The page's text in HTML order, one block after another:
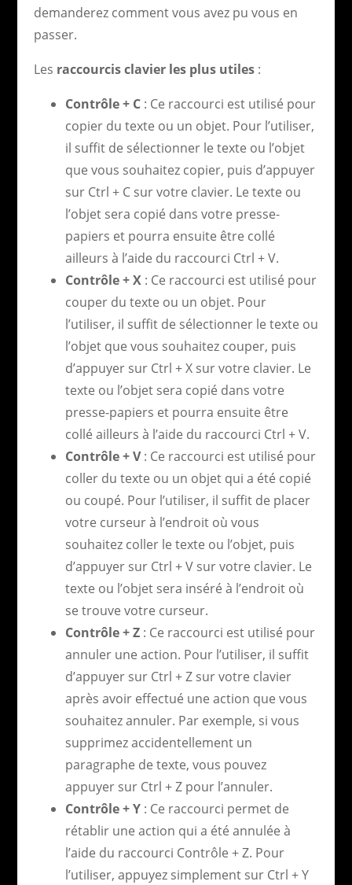
demanderez comment vous avez pu vous en
passer.
Les raccourcis clavier les plus utiles:
Contrôle + C: Ce raccourci est utilisé pour
copier du texte ou un objet. Pour l’utiliser,
il suffit de sélectionner le texte ou l’objet
que vous souhaitez copier, puis d’appuyer
sur Ctrl + C sur votre clavier. Le texte ou
l’objet sera copié dans votre presse-
papiers et pourra ensuite être collé
ailleurs à l’aide du raccourci Ctrl + V.
Contrôle + X: Ce raccourci est utilisé pour
couper du texte ou un objet. Pour
l’utiliser, il suffit de sélectionner le texte ou
l’objet que vous souhaitez couper, puis
d’appuyer sur Ctrl + X sur votre clavier. Le
texte ou l’objet sera copié dans votre
presse-papiers et pourra ensuite être
collé ailleurs à l’aide du raccourci Ctrl + V.
Contrôle + V: Ce raccourci est utilisé pour
coller du texte ou un objet qui a été copié
ou coupé. Pour l’utiliser, il suffit de placer
votre curseur à l’endroit où vous
souhaitez coller le texte ou l’objet, puis
d’appuyer sur Ctrl + V sur votre clavier. Le
texte ou l’objet sera inséré à l’endroit où
se trouve votre curseur.
Contrôle + Z: Ce raccourci est utilisé pour
annuler une action. Pour l’utiliser, il suffit
d’appuyer sur Ctrl + Z sur votre clavier
après avoir effectué une action que vous
souhaitez annuler. Par exemple, si vous
supprimez accidentellement un
paragraphe de texte, vous pouvez
appuyer sur Ctrl + Z pour l’annuler.
Contrôle + Y: Ce raccourci permet de
rétablir une action qui a été annulée à
l’aide du raccourci Contrôle + Z. Pour
l’utiliser, appuyez simplement sur Ctrl + Y